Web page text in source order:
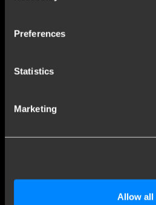
Preferences
Statistics
Marketing
Allow all
Door je in te schrijven voor de